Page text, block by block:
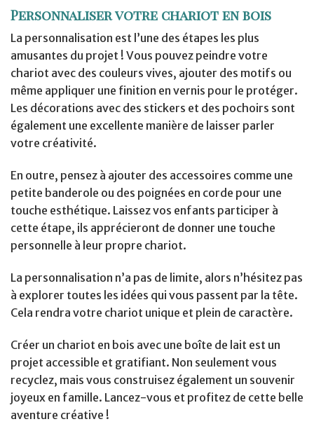
Personnaliser votre chariot en bois
La personnalisation est l’une des étapes les plus
amusantes du projet ! Vous pouvez peindre votre
chariot avec des couleurs vives, ajouter des motifs ou
même appliquer une finition en vernis pour le protéger.
Les décorations avec des stickers et des pochoirs sont
également une excellente manière de laisser parler
votre créativité.
En outre, pensez à ajouter des accessoires comme une
petite banderole ou des poignées en corde pour une
touche esthétique. Laissez vos enfants participer à
cette étape, ils apprécieront de donner une touche
personnelle à leur propre chariot.
La personnalisation n’a pas de limite, alors n’hésitez pas
à explorer toutes les idées qui vous passent par la tête.
Cela rendra votre chariot unique et plein de caractère.
Créer un chariot en bois avec une boîte de lait est un
projet accessible et gratifiant. Non seulement vous
recyclez, mais vous construisez également un souvenir
joyeux en famille. Lancez-vous et profitez de cette belle
aventure créative !